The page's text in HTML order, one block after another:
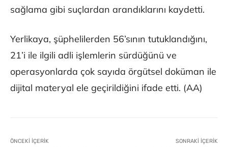
sağlama gibi suçlardan arandıklarını kaydetti.
Yerlikaya, şüphelilerden 56’sının tutuklandığını,
21’i ile ilgili adli işlemlerin sürdüğünü ve
operasyonlarda çok sayıda örgütsel doküman ile
dijital materyal ele geçirildiğini ifade etti. (AA)
ÖNCEKI İÇERIK SONRAKI İÇERIK